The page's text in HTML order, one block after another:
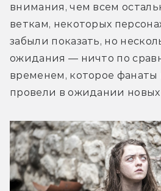
внимания, чем всем
веткам, некоторых
забыли показать, но
ожидания — ничто по
временем, которое фанаты
провели в ожидании новых